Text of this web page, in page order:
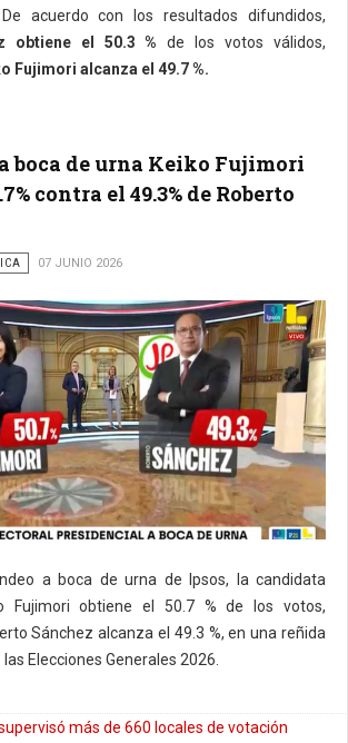
acuerdo con los resultados difundidos,
obtiene el 50.3 % de los votos válidos,
Fujimori alcanza el 49.7 %.
boca de urna Keiko Fujimori
contra el 49.3% de Roberto
07 JUNIO 2026
a boca de urna de Ipsos, la candidata
Fujimori obtiene el 50.7 % de los votos,
Sánchez alcanza el 49.3 %, en una reñida
Elecciones Generales 2026.
más de 660 locales de votación